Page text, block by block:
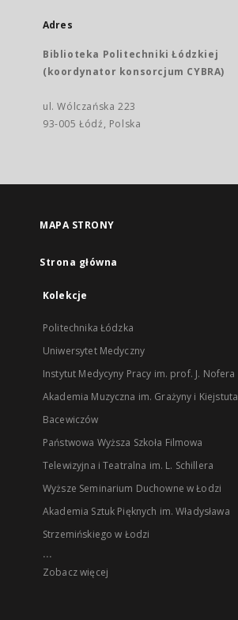
Adres
Biblioteka Politechniki Łódzkiej
(koordynator konsorcjum CYBRA)
ul. Wólczańska 223
93-005 Łódź, Polska
MAPA STRONY
Strona główna
Kolekcje
Politechnika Łódzka
Uniwersytet Medyczny
Instytut Medycyny Pracy im. prof. J. Nofera
Akademia Muzyczna im. Grażyny i Kiejstuta
Bacewiczów
Państwowa Wyższa Szkoła Filmowa
Telewizyjna i Teatralna im. L. Schillera
Wyższe Seminarium Duchowne w Łodzi
Akademia Sztuk Pięknych im. Władysława
Strzemińskiego w Łodzi
...
Zobacz więcej